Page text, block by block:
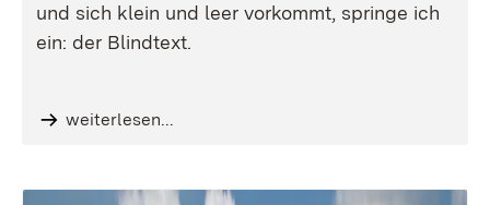
und sich klein und leer vorkommt, springe ich
ein: der Blindtext.
weiterlesen...